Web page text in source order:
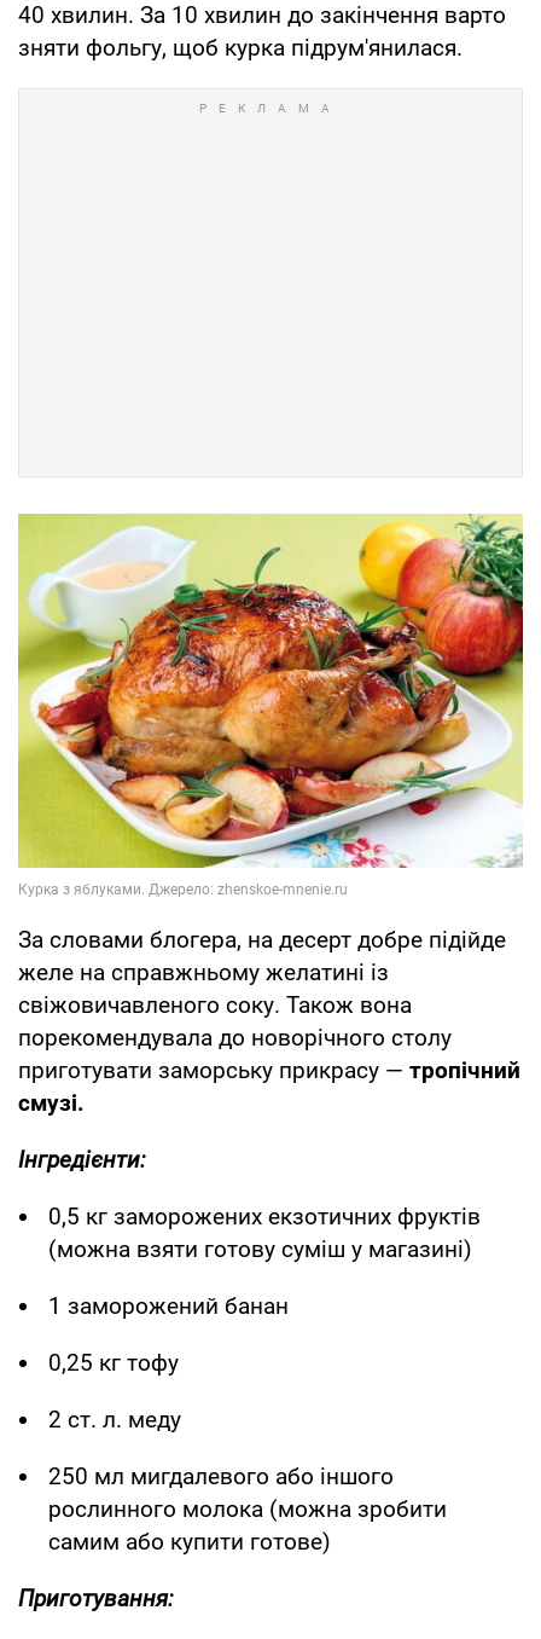
40 хвилин. За 10 хвилин до закінчення варто
зняти фольгу, щоб курка підрум'янилася.
За словами блогера, на десерт добре підійде
желе на справжньому желатині із
свіжовичавленого соку. Також вона
порекомендувала до новорічного столу
приготувати заморську прикрасу — тропічний
смузі.
Інгредієнти:
0,5 кг заморожених екзотичних фруктів
(можна взяти готову суміш у магазині)
1 заморожений банан
0,25 кг тофу
2 ст. л. меду
250 мл мигдалевого або іншого
рослинного молока (можна зробити
самим або купити готове)
Приготування: